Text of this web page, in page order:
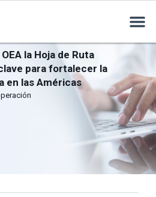
la Hoja de Ruta
para fortalecer la
en las Américas